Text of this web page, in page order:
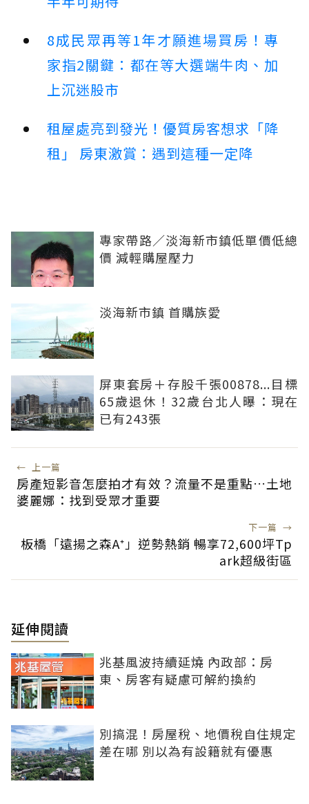
8成民眾再等1年才願進場買房！專
家指2關鍵：都在等大選端牛肉、加
上沉迷股市
租屋處亮到發光！優質房客想求「降
租」 房東激賞：遇到這種一定降
專家帶路／淡海新市鎮低單價低總
價 減輕購屋壓力
淡海新市鎮 首購族愛
屏東套房＋存股千張00878...目標
65歲退休！32歲台北人曝：現在
已有243張
← 上一篇
房產短影音怎麼拍才有效？流量不是重點…土地
婆麗娜：找到受眾才重要
下一篇 →
板橋「遠揚之森A⁺」逆勢熱銷 暢享72,600坪Tp
ark超級街區
延伸閱讀
兆基風波持續延燒 內政部：房
東、房客有疑慮可解約換約
別搞混！房屋稅、地價稅自住規定
差在哪 別以為有設籍就有優惠